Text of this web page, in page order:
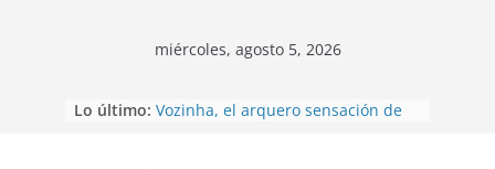
miércoles, agosto 5, 2026
Lo último: Vozinha, el arquero sensación de